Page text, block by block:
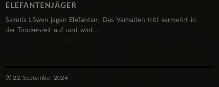
ELEFANTENJÄGER
Savutis Löwen jagen Elefanten. Das Verhalten tritt vermehrt in
der Trockenzeit auf und wird...
22. September 2024